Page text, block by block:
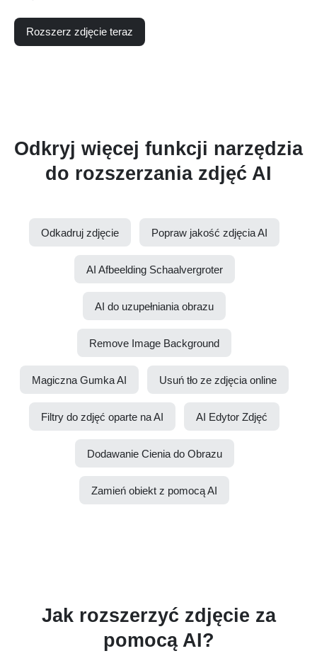
Rozszerz zdjęcie teraz
Odkryj więcej funkcji narzędzia
do rozszerzania zdjęć AI
Odkadruj zdjęcie Popraw jakość zdjęcia AI
AI Afbeelding Schaalvergroter
AI do uzupełniania obrazu
Remove Image Background
Magiczna Gumka AI Usuń tło ze zdjęcia online
Filtry do zdjęć oparte na AI AI Edytor Zdjęć
Dodawanie Cienia do Obrazu
Zamień obiekt z pomocą AI
Jak rozszerzyć zdjęcie za
pomocą AI?